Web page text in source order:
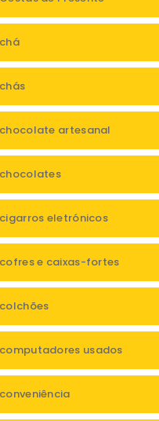
artesanal
eletrónicos
e caixas-fortes
usados